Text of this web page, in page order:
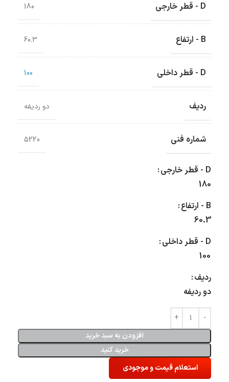
D - قطر خارجی 180
B - ارتفاع 60.3
D - قطر داخلی 100
ردیف دو ردیفه
شماره فنی 5220
D - قطر خارجی
180
B - ارتفاع
60.3
D - قطر داخلی
100
ردیف
دو ردیفه
افزودن به سبد خرید
خرید کنید
استعلام قیمت و موجودی